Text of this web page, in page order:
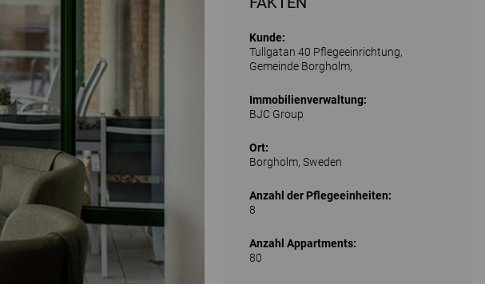
Kunde:
Tullgatan 40 Pflegeeinrichtung,
Gemeinde Borgholm,
Immobilienverwaltung:
BJC Group
Ort:
Borgholm, Sweden
Anzahl der Pflegeeinheiten:
8
Anzahl Appartments:
80